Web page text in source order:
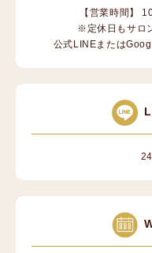
【営業時間】
※定休日もサロ
公式LINEまたは